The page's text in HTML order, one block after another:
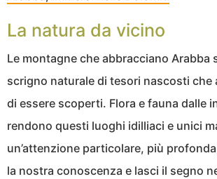
La natura da vicino
Le montagne che abbracciano Arabba
scrigno naturale di tesori nascosti che
di essere scoperti. Flora e fauna dalle
rendono questi luoghi idilliaci e unici
un’attenzione particolare, più
la nostra conoscenza e lasci il segno